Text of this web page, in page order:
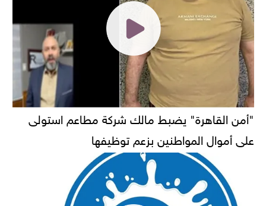
"أمن القاهرة" يضبط مالك شركة مطاعم استولى
على أموال المواطنين بزعم توظيفها